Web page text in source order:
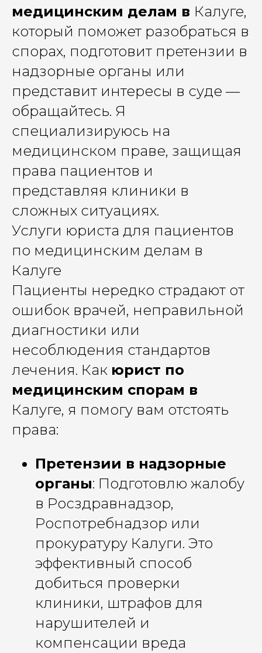
медицинским делам в Калуге,
который поможет разобраться в
спорах, подготовит претензии в
надзорные органы или
представит интересы в суде —
обращайтесь. Я
специализируюсь на
медицинском праве, защищая
права пациентов и
представляя клиники в
сложных ситуациях.
Услуги юриста для пациентов
по медицинским делам в
Калуге
Пациенты нередко страдают от
ошибок врачей, неправильной
диагностики или
несоблюдения стандартов
лечения. Как юрист по
медицинским спорам в
Калуге, я помогу вам отстоять
права:
Претензии в надзорные
органы: Подготовлю жалобу
в Росздравнадзор,
Роспотребнадзор или
прокуратуру Калуги. Это
эффективный способ
добиться проверки
клиники, штрафов для
нарушителей и
компенсации вреда